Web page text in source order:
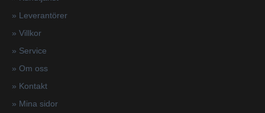
» Leverantörer
» Villkor
» Service
» Om oss
» Kontakt
» Mina sidor